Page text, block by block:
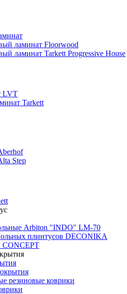
ламинат Floorwood
ламинат Tarkett Progressive House
LVT
Tarkett
Step
Arbiton "INDO" LM-70
плинтусов DECONIKA
CONCEPT
резиновые коврики